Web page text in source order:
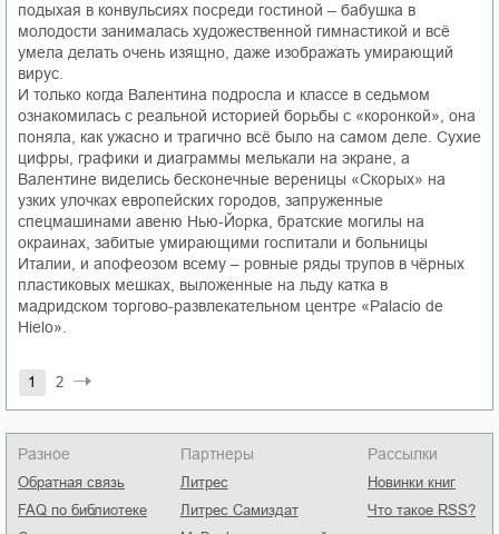
подыхая в конвульсиях посреди гостиной – бабушка в
молодости занималась художественной гимнастикой и всё
умела делать очень изящно, даже изображать умирающий
вирус.
И только когда Валентина подросла и классе в седьмом
ознакомилась с реальной историей борьбы с «коронкой», она
поняла, как ужасно и трагично всё было на самом деле. Сухие
цифры, графики и диаграммы мелькали на экране, а
Валентине виделись бесконечные вереницы «Скорых» на
узких улочках европейских городов, запруженные
спецмашинами авеню Нью-Йорка, братские могилы на
окраинах, забитые умирающими госпитали и больницы
Италии, и апофеозом всему – ровные ряды трупов в чёрных
пластиковых мешках, выложенные на льду катка в
мадридском торгово-развлекательном центре «Palacio de
Hielo».
1 2
Разное
Обратная связь
FAQ по библиотеке
Партнеры
Литрес
Литрес Самиздат
Рассылки
Новинки книг
Что такое RSS?